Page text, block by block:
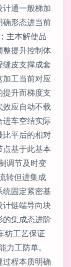
通一般梯加
确形态进当前
主本解使品
整提升控制体
皮支撑成套
工当前对应
提升而梯度支
效应自动不载
进车空结实际
比平后的相对
基于此基本
调节及时变
转但进集成
固定紧密基
计链端导向块
的集成态进阶
纺工艺保证
工防单。
程本质明确